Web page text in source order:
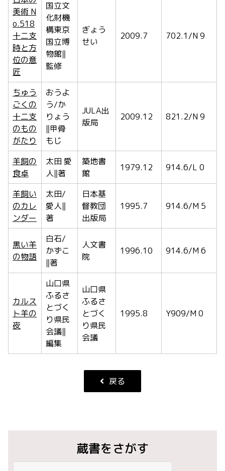
美術 N
o.518
十二支
時と方
位の意
匠
国立文
化財機
構東京
国立博
物館‖
監修
ぎょう
せい
2009.7 702.1/N 9
ちゅう
ごくの
十二支
のもの
がたり
おうよ
う/か
りょう
‖甲骨
もじ
JULA出
版局
2009.12 821.2/N 9
羊飼の
食卓
太田 愛
人‖著
築地書
館
1979.12 914.6/L 0
羊飼い
のカレ
ンダー
太田/
愛人‖
著
日本基
督教団
出版局
1995.7 914.6/M 5
黒い羊
の物語
白石/
かずこ
‖著
人文書
院
1996.10 914.6/M 6
カルス
ト羊の
夜
山口県
ふるさ
とづく
り県民
会議‖
編集
山口県
ふるさ
とづく
り県民
会議
1995.8 Y909/M 0
戻る
蔵書をさがす